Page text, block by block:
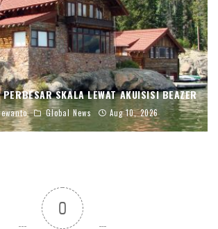
PERBESAR SKALA LEWAT AKUISISI BEAZER
Global News Aug 10, 2026
0